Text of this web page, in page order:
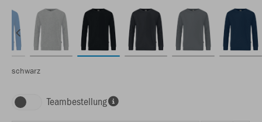
schwarz
Teambestellung